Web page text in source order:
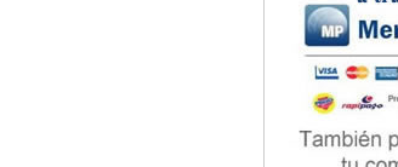
Neuroanatomía /
Neurocirugía
Neurología
Nutrición
Odontología
Oftalmología